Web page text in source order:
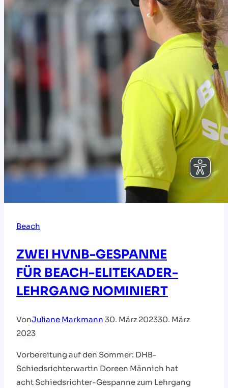
Beach
ZWEI HVNB-GESPANNE
FÜR BEACH-ELITEKADER-
LEHRGANG NOMINIERT
VonJuliane Markmann 30. März 202330. März
2023
Vorbereitung auf den Sommer: DHB-
Schiedsrichterwartin Doreen Männich hat
acht Schiedsrichter-Gespanne zum Lehrgang